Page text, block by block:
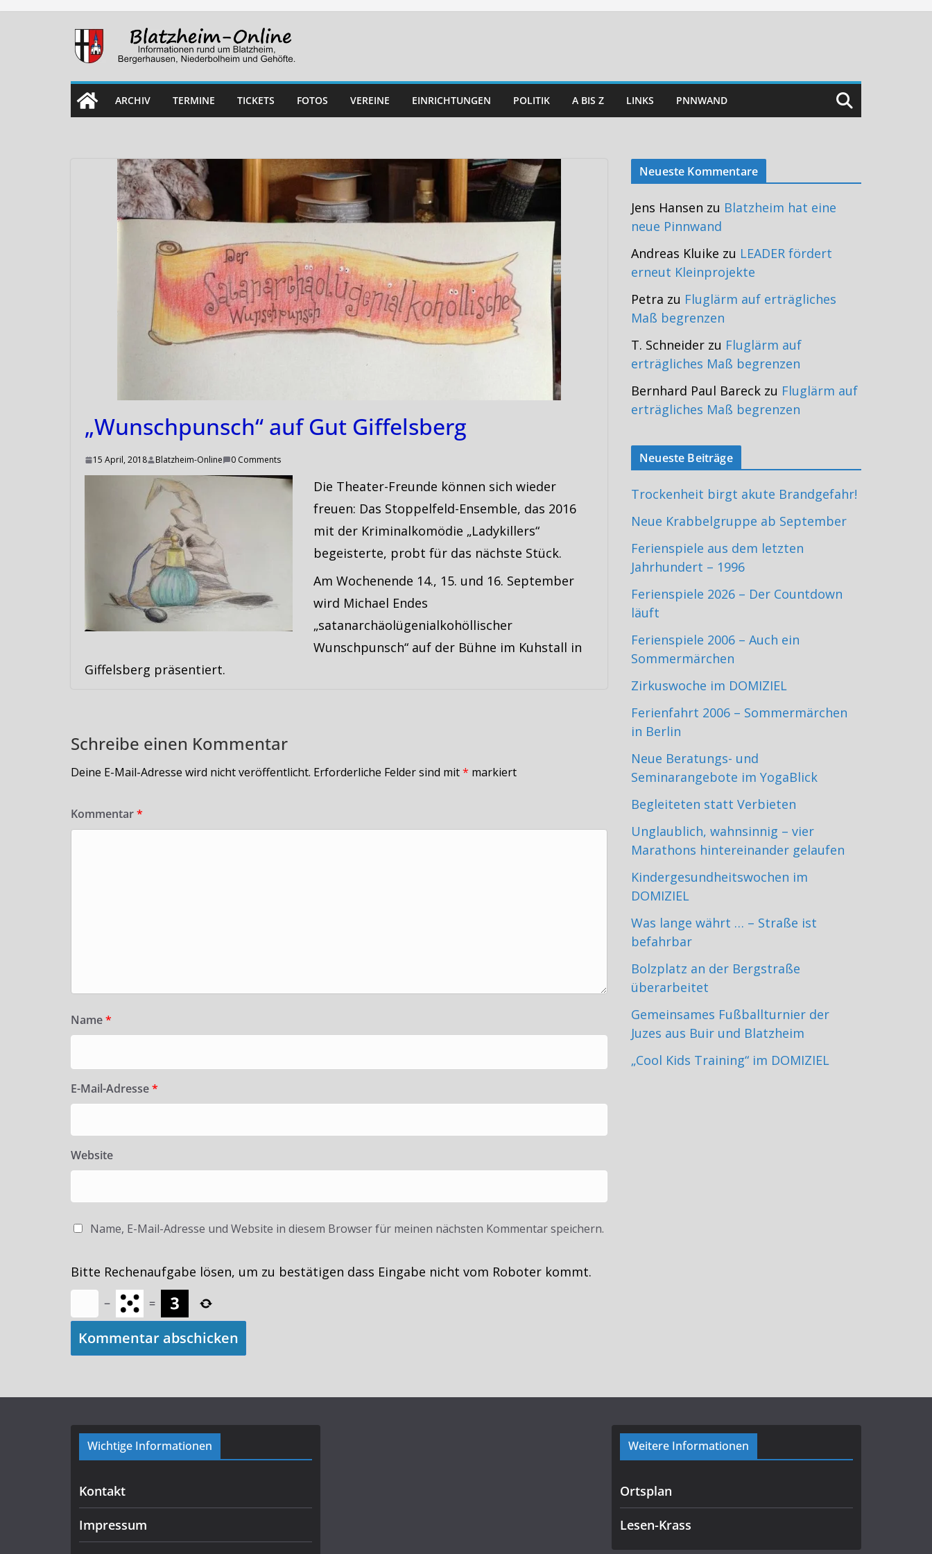
Skip
ARCHIV TERMINE TICKETS FOTOS VEREINE EINRICHTUNGEN POLITIK A BIS Z LINKS PNNWAND
„Wunschpunsch“ auf Gut Giffelsberg
15 April, 2018 Blatzheim-Online 0 Comments
Die Theater-Freunde können sich wieder
freuen: Das Stoppelfeld­-Ensemble, das 2016
mit der Kriminalkomödie „Ladykillers“
begeisterte, probt für das nächste Stück.
Am Wochenende 14., 15. und 16. September
wird Michael Endes
„satanarchäolügenialkohöllischer
Wunschpunsch“ auf der Bühne im Kuhstall in
Giffelsberg präsentiert.
Schreibe einen Kommentar
Deine E-Mail-Adresse wird nicht veröffentlicht. Erforderliche Felder sind mit* markiert
Kommentar*
Name*
E-Mail-Adresse*
Website
Name, E-Mail-Adresse und Website in diesem Browser für meinen nächsten Kommentar speichern.
Bitte Rechenaufgabe lösen, um zu bestätigen dass Eingabe nicht vom Roboter kommt.
− =
Neueste Kommentare
Jens Hansen zu Blatzheim hat eine
neue Pinnwand
Andreas Kluike zu LEADER fördert
erneut Kleinprojekte
Petra zu Fluglärm auf erträgliches
Maß begrenzen
T. Schneider zu Fluglärm auf
erträgliches Maß begrenzen
Bernhard Paul Bareck zu Fluglärm auf
erträgliches Maß begrenzen
Neueste Beiträge
Trockenheit birgt akute Brandgefahr!
Neue Krabbelgruppe ab September
Ferienspiele aus dem letzten
Jahrhundert – 1996
Ferienspiele 2026 – Der Countdown
läuft
Ferienspiele 2006 – Auch ein
Sommermärchen
Zirkuswoche im DOMIZIEL
Ferienfahrt 2006 – Sommermärchen
in Berlin
Neue Beratungs- und
Seminarangebote im YogaBlick
Begleiteten statt Verbieten
Unglaublich, wahnsinnig – vier
Marathons hintereinander gelaufen
Kindergesundheitswochen im
DOMIZIEL
Was lange währt … – Straße ist
befahrbar
Bolzplatz an der Bergstraße
überarbeitet
Gemeinsames Fußballturnier der
Juzes aus Buir und Blatzheim
„Cool Kids Training“ im DOMIZIEL
Wichtige Informationen
Kontakt
Impressum
Weitere Informationen
Ortsplan
Lesen-Krass